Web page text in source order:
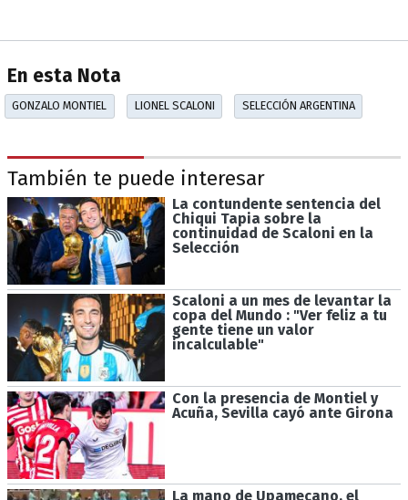
En esta Nota
GONZALO MONTIEL LIONEL SCALONI SELECCIÓN ARGENTINA
También te puede interesar
La contundente sentencia del
Chiqui Tapia sobre la
continuidad de Scaloni en la
Selección
Scaloni a un mes de levantar la
copa del Mundo : "Ver feliz a tu
gente tiene un valor
incalculable"
Con la presencia de Montiel y
Acuña, Sevilla cayó ante Girona
La mano de Upamecano, el